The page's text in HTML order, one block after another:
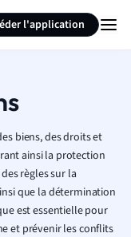
l'application
biens, des droits et
ainsi la protection
règles sur la
que la détermination
est essentielle pour
et prévenir les conflits
la page